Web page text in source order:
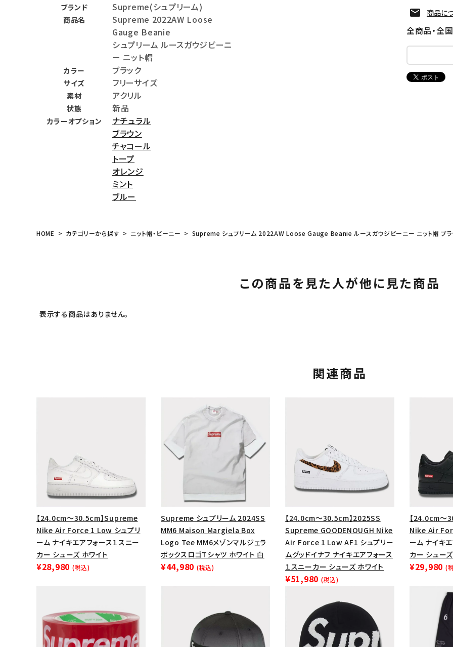
キーワードから探す
search
カテゴリーから探す コラボレーションブ
シーズンから探す 価格から探す 人気ワード
キャ
ショ
ボックスロゴ
ブラックスウェッ
アクセサリー
ACCOUNT MENU
ようこそ ゲスト 様
会員登録
ブランド Supreme(シュプリーム)
商品名
Supreme 2022AW Loose
Gauge Beanie
シュプリーム ルースガウジビーニ
ー ニット帽
カラー ブラック
サイズ フリーサイズ
素材 アクリル
状態 新品
カラーオプション
ナチュラル
ブラウン
チャコール
トープ
オレンジ
ミント
ブルー
商品に
全商品・全
HOME カテゴリーから探す ニット帽・ビーニー Supreme シュプリーム 2022AW Loose Gauge Beanie ルースガウジビーニー ニット帽 ブラ
この商品を見た人が他に見た商品
表示する商品はありません。
関連商品
【24.0cm～30.5cm】Supreme
Nike Air Force 1 Low シュプリ
ーム ナイキエアフォース１スニー
カー シューズ ホワイト
¥28,980 (税込)
Supreme シュプリーム 2024SS
MM6 Maison Margiela Box
Logo Tee MM6メゾンマルジェラ
ボックスロゴTシャツ ホワイト 白
¥44,980 (税込)
【24.0cm～30.5cm】2025SS
Supreme GOODENOUGH Nike
Air Force 1 Low AF1 シュプリー
ムグッドイナフ ナイキエアフォース
１スニーカー シューズ ホワイト
¥51,980 (税込)
【24.0cm～
Nike Air
ーム ナイキ
カー シュー
¥29,980 (